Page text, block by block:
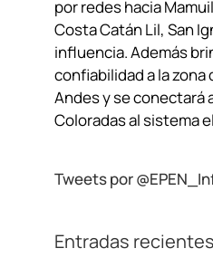
por redes hacia
Costa Catán Lil, San
influencia. Además
confiabilidad a la zona
Andes y se conectará
Coloradas al sistema
Tweets por
Entradas recientes